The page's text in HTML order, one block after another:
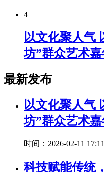
4
以文化聚人气
坊”群众艺术
最新发布
以文化聚人气
坊”群众艺术
时间：2026-02-11
科技赋能传统